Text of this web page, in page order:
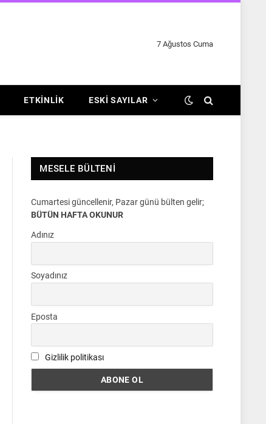
7 Ağustos Cuma
ETKINLIK ESKI SAYILAR
MESELE BÜLTENI
Cumartesi güncellenir, Pazar günü bülten gelir;
BÜTÜN HAFTA OKUNUR
Adınız
Soyadınız
Eposta
Gizlilik politikası